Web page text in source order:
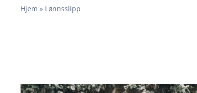
Hjem » Lønnsslipp